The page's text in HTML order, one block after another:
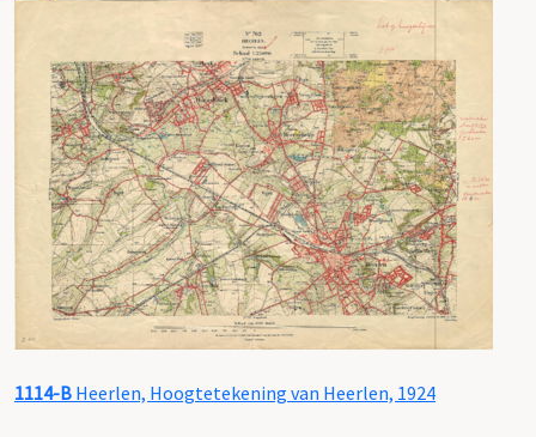
1114-B Heerlen, Hoogtetekening van Heerlen, 1924